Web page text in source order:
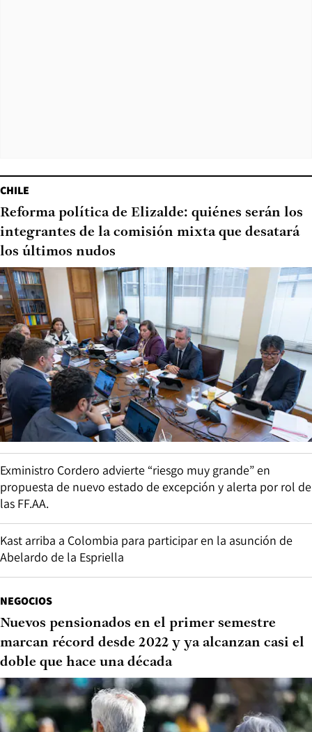
CHILE
Reforma política de Elizalde: quiénes serán los
integrantes de la comisión mixta que desatará
los últimos nudos
Exministro Cordero advierte “riesgo muy grande” en
propuesta de nuevo estado de excepción y alerta por rol de
las FF.AA.
Kast arriba a Colombia para participar en la asunción de
Abelardo de la Espriella
NEGOCIOS
Nuevos pensionados en el primer semestre
marcan récord desde 2022 y ya alcanzan casi el
doble que hace una década